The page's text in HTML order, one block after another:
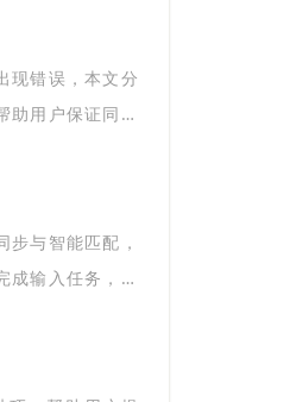
现错误，本文分
助用户保证同步
与智能匹配，
成输入任务，提